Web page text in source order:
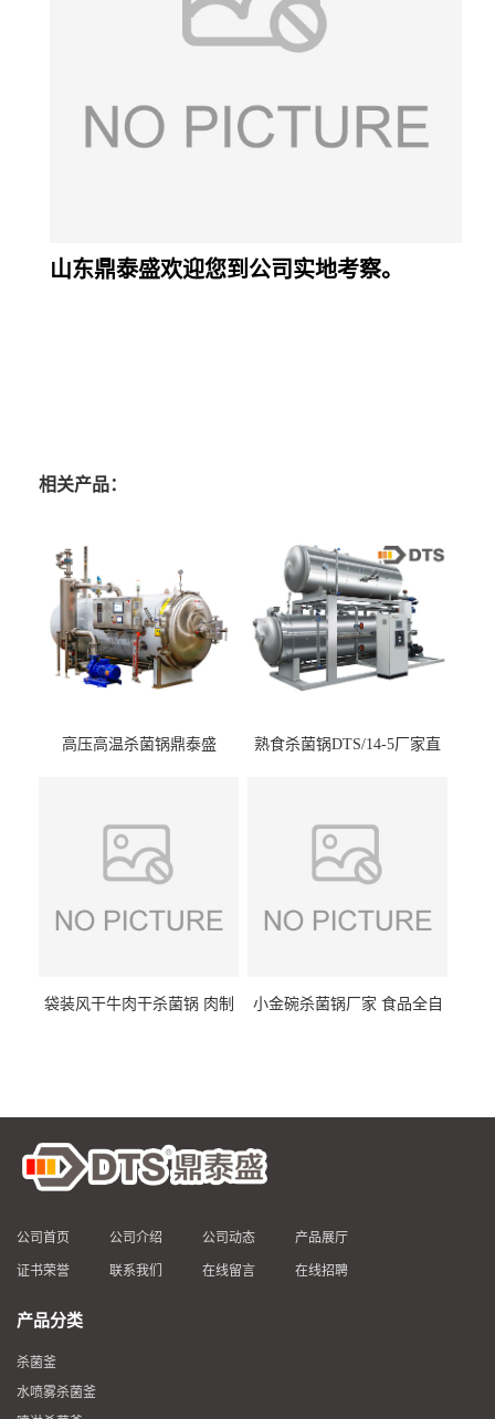
山东鼎泰盛欢迎您到公司实地考察。
相关产品：
高压高温杀菌锅鼎泰盛
熟食杀菌锅DTS/14-5厂家直
袋装风干牛肉干杀菌锅 肉制
小金碗杀菌锅厂家 食品全自
公司首页 公司介绍 公司动态 产品展厅
证书荣誉 联系我们 在线留言 在线招聘
产品分类
杀菌釜
水喷雾杀菌釜